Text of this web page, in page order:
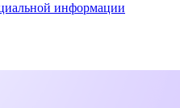
информации